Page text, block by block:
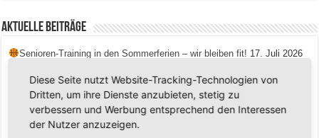
Aktuelle Beiträge
Senioren-Training in den Sommerferien – wir bleiben fit! 17. Juli 2026
Schuljahr geschafft – Sommerferien, wir kommen! 17. Juli 2026
Team LOCO Germany wird Vize-Europameister 2026 9. Juli 2026
Reise nach Berlin – 4 Talente aus Hagener Vereinen mit dem WBV
unterwegs 18. Juni 2026
Diese Seite nutzt Website-Tracking-Technologien von
Dritten, um ihre Dienste anzubieten, stetig zu
verbessern und Werbung entsprechend den Interessen
der Nutzer anzuzeigen.